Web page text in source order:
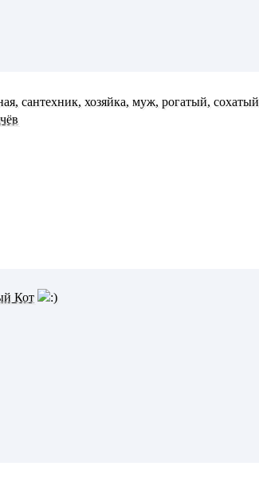
сантехник, хозяйка, муж, рогатый,
Кот